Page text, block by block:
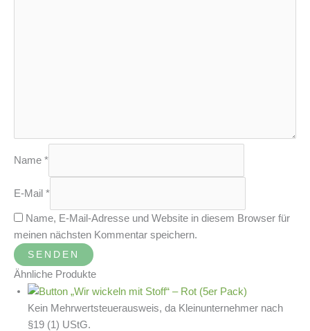
Name *
E-Mail *
Name, E-Mail-Adresse und Website in diesem Browser für
meinen nächsten Kommentar speichern.
Ähnliche Produkte
Kein Mehrwertsteuerausweis, da Kleinunternehmer nach
§19 (1) UStG.